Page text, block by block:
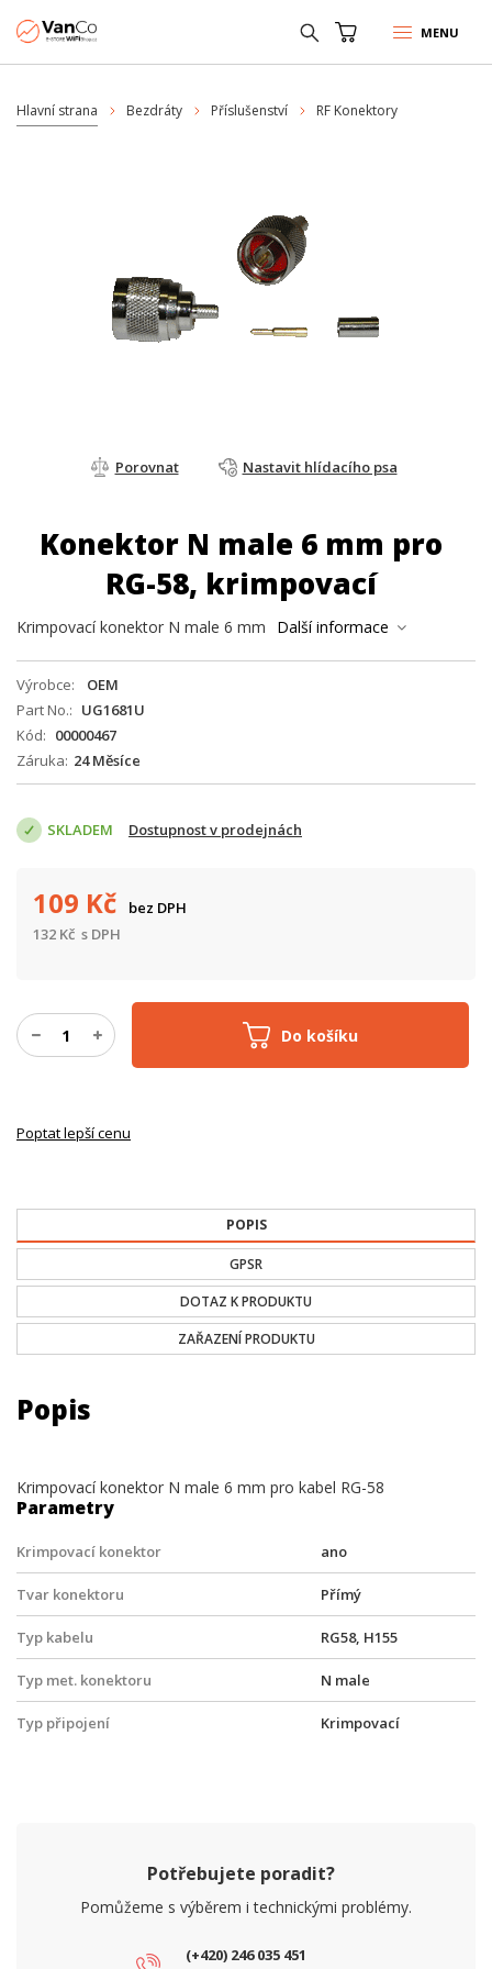
MENU
Hlavní strana Bezdráty Příslušenství RF Konektory
Porovnat Nastavit hlídacího psa
Konektor N male 6 mm pro
RG-58, krimpovací
Krimpovací konektor N male 6 mm Další informace
Výrobce
OEM
Part No.
UG1681U
Kód
00000467
Záruka 24 Měsíce
SKLADEM Dostupnost v prodejnách
Do košíku
109 Kč
bez DPH
132 Kč s DPH
Poptat lepší cenu
POPIS
GPSR
DOTAZ K PRODUKTU
ZAŘAZENÍ PRODUKTU
Popis
Krimpovací konektor N male 6 mm pro kabel RG-58
Parametry
Krimpovací konektor ano
Tvar konektoru Přímý
Typ kabelu RG58, H155
Typ met. konektoru N male
Typ připojení Krimpovací
Potřebujete poradit?
Pomůžeme s výběrem i technickými problémy.
(+420) 246 035 451